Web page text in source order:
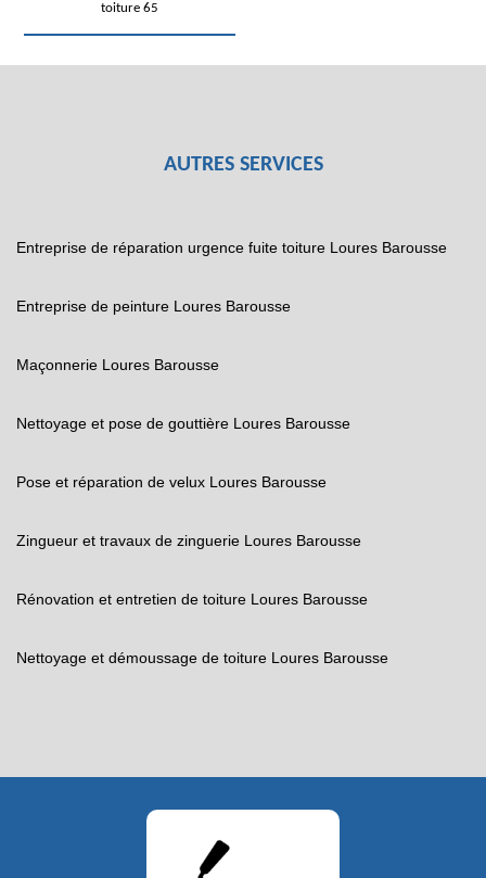
toiture 65
AUTRES SERVICES
Entreprise de réparation urgence fuite toiture Loures Barousse
Entreprise de peinture Loures Barousse
Maçonnerie Loures Barousse
Nettoyage et pose de gouttière Loures Barousse
Pose et réparation de velux Loures Barousse
Zingueur et travaux de zinguerie Loures Barousse
Rénovation et entretien de toiture Loures Barousse
Nettoyage et démoussage de toiture Loures Barousse